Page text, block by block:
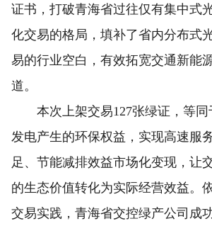
证书，打破青海省过往仅有集中式
化交易的格局，填补了省内分布式
易的行业空白，有效拓宽交通新能
道。
本次上架交易127张绿证，等同
发电产生的环保权益，实现高速服
足、节能减排效益市场化变现，让
的生态价值转化为实际经营效益。
交易实践，青海省交控绿产公司成